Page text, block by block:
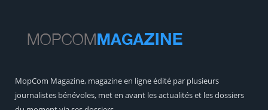
MopCom Magazine, magazine en ligne édité par plusieurs
journalistes bénévoles, met en avant les actualités et les dossiers